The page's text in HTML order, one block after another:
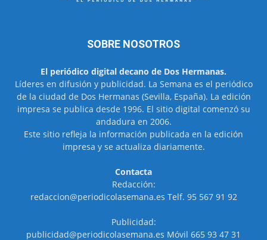
SOBRE NOSOTROS
El periódico digital decano de Dos Hermanas.
Líderes en difusión y publicidad. La Semana es el periódico
de la ciudad de Dos Hermanas (Sevilla, España). La edición
impresa se publica desde 1996. El sitio digital comenzó su
andadura en 2006.
Este sitio refleja la información publicada en la edición
impresa y se actualiza diariamente.
Contacta
Redacción:
redaccion@periodicolasemana.es Telf. 95 567 91 92
Publicidad:
publicidad@periodicolasemana.es Móvil 665 93 47 31